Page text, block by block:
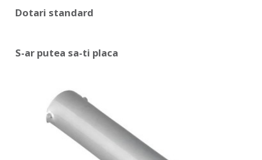
Dotari standard
S-ar putea sa-ti placa